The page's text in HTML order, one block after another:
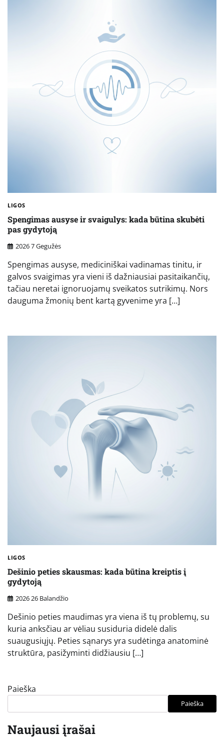
LIGOS
Spengimas ausyse ir svaigulys: kada būtina skubėti
pas gydytoją
2026 7 Gegužės
Spengimas ausyse, mediciniškai vadinamas tinitu, ir
galvos svaigimas yra vieni iš dažniausiai pasitaikančių,
tačiau neretai ignoruojamų sveikatos sutrikimų. Nors
dauguma žmonių bent kartą gyvenime yra […]
LIGOS
Dešinio peties skausmas: kada būtina kreiptis į
gydytoją
2026 26 Balandžio
Dešinio peties maudimas yra viena iš tų problemų, su
kuria anksčiau ar vėliau susiduria didelė dalis
suaugusiųjų. Peties sąnarys yra sudėtinga anatominė
struktūra, pasižyminti didžiausiu […]
Paieška
Paieška
Naujausi įrašai